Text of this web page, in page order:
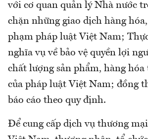
với cơ quan quản lý Nhà nước
chặn những giao dịch hàng
phạm pháp luật Việt Nam;
nghĩa vụ về bảo vệ quyền lợi
chất lượng sản phẩm, hàng
của pháp luật Việt Nam; đồng
báo cáo theo quy định.
Để cung cấp dịch vụ thương